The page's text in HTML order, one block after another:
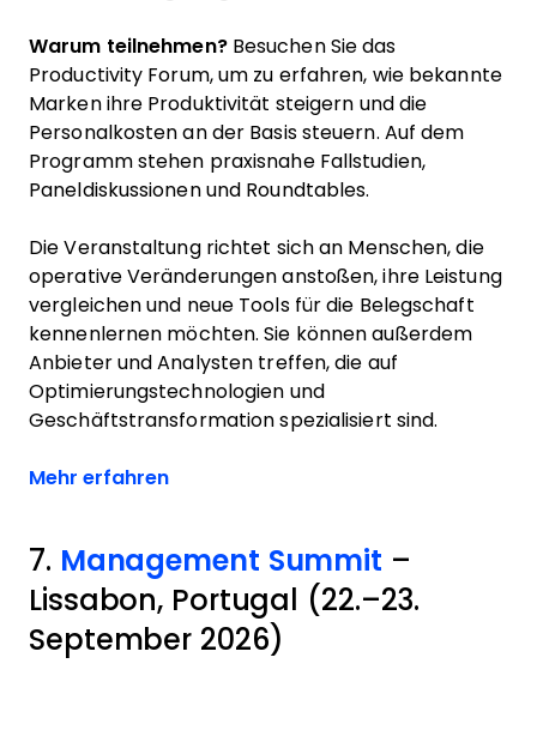
Warum teilnehmen?Besuchen Sie das
Productivity Forum, um zu erfahren, wie bekannte
Marken ihre Produktivität steigern und die
Personalkosten an der Basis steuern. Auf dem
Programm stehen praxisnahe Fallstudien,
Paneldiskussionen und Roundtables.
Die Veranstaltung richtet sich an Menschen, die
operative Veränderungen anstoßen, ihre Leistung
vergleichen und neue Tools für die Belegschaft
kennenlernen möchten. Sie können außerdem
Anbieter und Analysten treffen, die auf
Optimierungstechnologien und
Geschäftstransformation spezialisiert sind.
Mehr erfahrenOpens new window
7. Management Summit –
Lissabon, Portugal (22.–23.
September 2026)